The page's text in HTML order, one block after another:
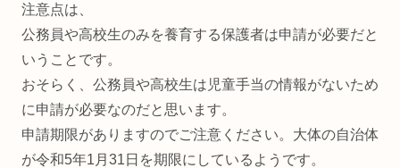
注意点は、
公務員や高校生のみを養育する保護者は申請が必要だと
いうことです。
おそらく、公務員や高校生は児童手当の情報がないため
に申請が必要なのだと思います。
申請期限がありますのでご注意ください。大体の自治体
が令和5年1月31日を期限にしているようです。